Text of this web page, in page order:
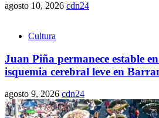
agosto 10, 2026 cdn24
Cultura
Juan Piña permanece estable
isquemia cerebral leve en
agosto 9, 2026 cdn24